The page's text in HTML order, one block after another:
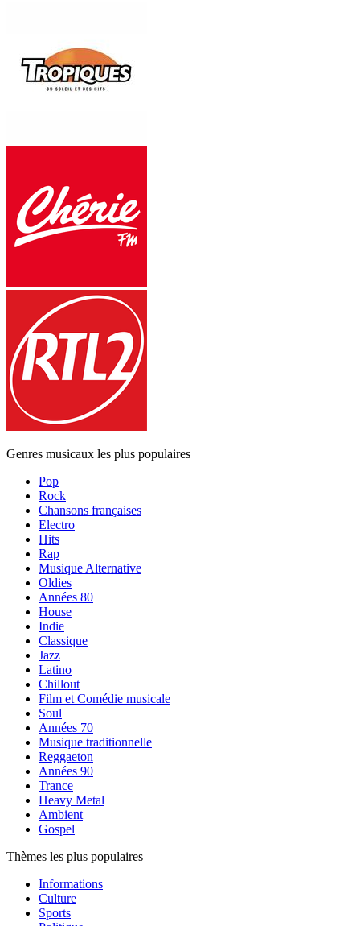
Genres musicaux les plus populaires
Pop
Rock
Chansons françaises
Electro
Hits
Rap
Musique Alternative
Oldies
Années 80
House
Indie
Classique
Jazz
Latino
Chillout
Film et Comédie musicale
Soul
Années 70
Musique traditionnelle
Reggaeton
Années 90
Trance
Heavy Metal
Ambient
Gospel
Thèmes les plus populaires
Informations
Culture
Sports